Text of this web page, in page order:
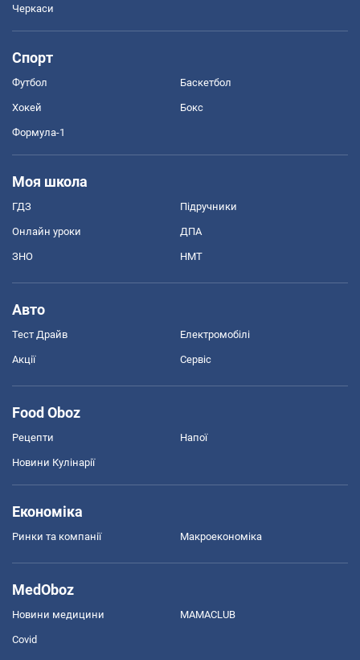
Черкаси
Спорт
Футбол Баскетбол
Хокей Бокс
Формула-1
Моя школа
ГДЗ Підручники
Онлайн уроки ДПА
ЗНО НМТ
Авто
Тест Драйв Електромобілі
Акції Сервіс
Food Oboz
Рецепти Напої
Новини Кулінарії
Економіка
Ринки та компанії Макроекономіка
MedOboz
Новини медицини MAMACLUB
Covid